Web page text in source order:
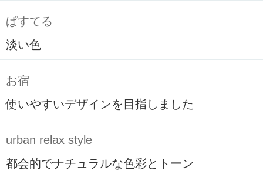
ぱすてる
淡い色
お宿
使いやすいデザインを目指しました
urban relax style
都会的でナチュラルな色彩とトーン